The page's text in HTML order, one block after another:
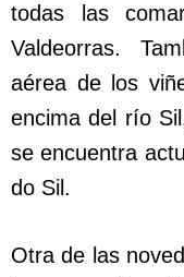
todas las
Valdeorras.
aérea de los
encima del río
se encuentra
do Sil.
Otra de las